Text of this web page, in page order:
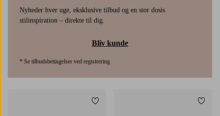
Nyheder hver uge, eksklusive tilbud og en stor dosis
stilinspiration – direkte til dig.
Bliv kunde
* Se tilbudsbetingelser ved registrering
Tilføj til favoritter